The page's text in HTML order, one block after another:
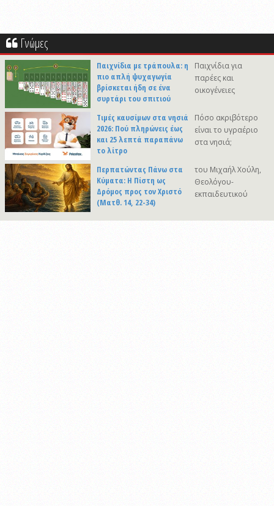
Γνώμες
Παιχνίδια με τράπουλα: η
πιο απλή ψυχαγωγία
βρίσκεται ήδη σε ένα
συρτάρι του σπιτιού
Παιχνίδια για
παρέες και
οικογένειες
Τιμές καυσίμων στα νησιά
2026: Πού πληρώνεις έως
και 25 λεπτά παραπάνω
το λίτρο
Πόσο ακριβότερο
είναι το υγραέριο
στα νησιά;
Περπατώντας Πάνω στα
Κύματα: Η Πίστη ως
Δρόμος προς τον Χριστό
(Ματθ. 14, 22-34)
του Μιχαήλ Χούλη,
Θεολόγου-
εκπαιδευτικού